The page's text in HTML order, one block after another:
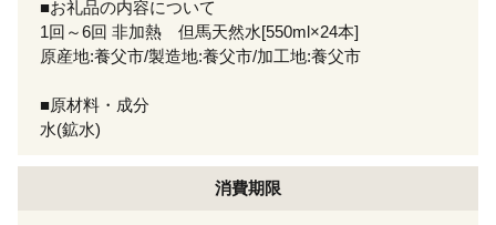
■お礼品の内容について
1回～6回 非加熱 但馬天然水[550ml×24本]
原産地:養父市/製造地:養父市/加工地:養父市
■原材料・成分
水(鉱水)
消費期限